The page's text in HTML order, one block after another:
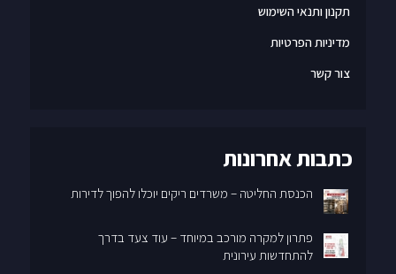
תקנון ותנאי השימוש
מדיניות הפרטיות
צור קשר
כתבות אחרונות
הכנסת החליטה – משרדים ריקים יוכלו להפוך לדירות
פתרון למקרה מורכב במיוחד – עוד צעד בדרך
להתחדשות עירונית